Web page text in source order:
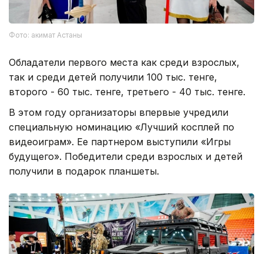
Фото: акимат Астаны
Обладатели первого места как среди взрослых,
так и среди детей получили 100 тыс. тенге,
второго - 60 тыс. тенге, третьего - 40 тыс. тенге.
В этом году организаторы впервые учредили
специальную номинацию «Лучший косплей по
видеоиграм». Ее партнером выступили «Игры
будущего». Победители среди взрослых и детей
получили в подарок планшеты.